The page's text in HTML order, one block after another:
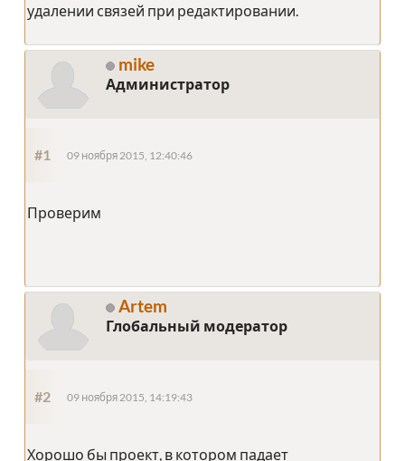
удалении связей при редактировании.
mike
Администратор
#1 09 ноября 2015, 12:40:46
Проверим
Artem
Глобальный модератор
#2 09 ноября 2015, 14:19:43
Хорошо бы проект, в котором падает